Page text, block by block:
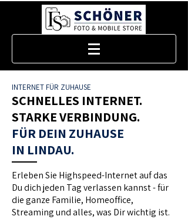
INTERNET FÜR ZUHAUSE
SCHNELLES INTERNET.
STARKE VERBINDUNG.
FÜR DEIN ZUHAUSE
IN LINDAU.
Erleben Sie Highspeed-Internet auf das
Du dich jeden Tag verlassen kannst - für
die ganze Familie, Homeoffice,
Streaming und alles, was Dir wichtig ist.